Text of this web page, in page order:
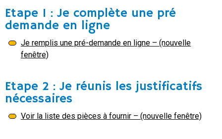
Etape 1 : Je complète une pré
demande en ligne
Je remplis une pré-demande en ligne – (nouvelle
fenêtre)
Etape 2 : Je réunis les justificatifs
nécessaires
Voir la liste des pièces à fournir – (nouvelle fenêtre)